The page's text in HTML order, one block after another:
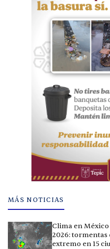
MÁS NOTICIAS
Clima en
2026:
extremo en 15